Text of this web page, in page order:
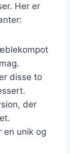
Her er
disse to
der
unik og